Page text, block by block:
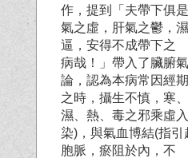
作，提到「夫帶下俱
氣之虛，肝氣之鬱，
逼，安得不成帶下之
病哉！」帶入了臟腑
論，認為本病常因經
之時，攝生不慎，寒、
濕、熱、毒之邪乘虛
染)，與氣血博結(指
胞脈，瘀阻於內，不